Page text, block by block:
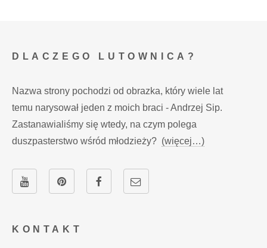
KONTAKT
DLACZEGO LUTOWNICA?
Nazwa strony pochodzi od obrazka, który wiele lat
temu narysował jeden z moich braci - Andrzej Sip.
Zastanawialiśmy się wtedy, na czym polega
duszpasterstwo wśród młodzieży? (więcej…)